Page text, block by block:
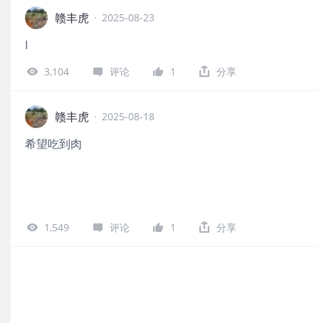
赣丰虎 · 2025-08-23
I
3,104 评论 1 分享
赣丰虎 · 2025-08-18
希望吃到肉
1,549 评论 1 分享